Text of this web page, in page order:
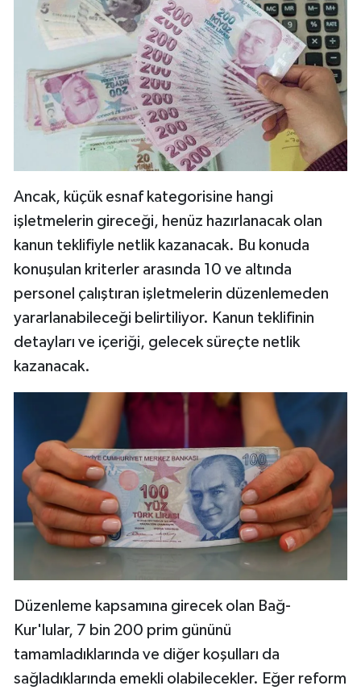
Ancak, küçük esnaf kategorisine hangi
işletmelerin gireceği, henüz hazırlanacak olan
kanun teklifiyle netlik kazanacak. Bu konuda
konuşulan kriterler arasında 10 ve altında
personel çalıştıran işletmelerin düzenlemeden
yararlanabileceği belirtiliyor. Kanun teklifinin
detayları ve içeriği, gelecek süreçte netlik
kazanacak.
Düzenleme kapsamına girecek olan Bağ-
Kur'lular, 7 bin 200 prim gününü
tamamladıklarında ve diğer koşulları da
sağladıklarında emekli olabilecekler. Eğer reform